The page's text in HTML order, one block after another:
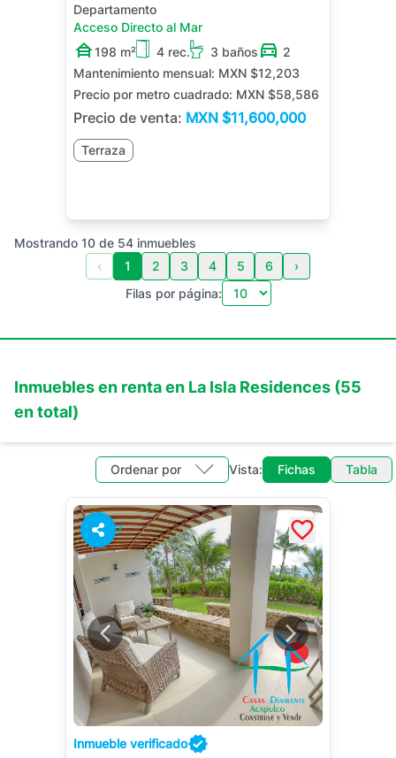
Departamento
Acceso Directo al Mar
198 m²
4 rec. 3 baños
2
Mantenimiento mensual: MXN $12,203
Precio por metro cuadrado: MXN $58,586
Precio de venta: MXN $11,600,000
Terraza
Mostrando 10 de 54 inmuebles
‹
1 2 3 4 5 6
›
Filas por página:
Inmuebles en rentaen La Isla Residences (55
en total)
Ordenar por Vista: Fichas Tabla
7
Inmueble verificado